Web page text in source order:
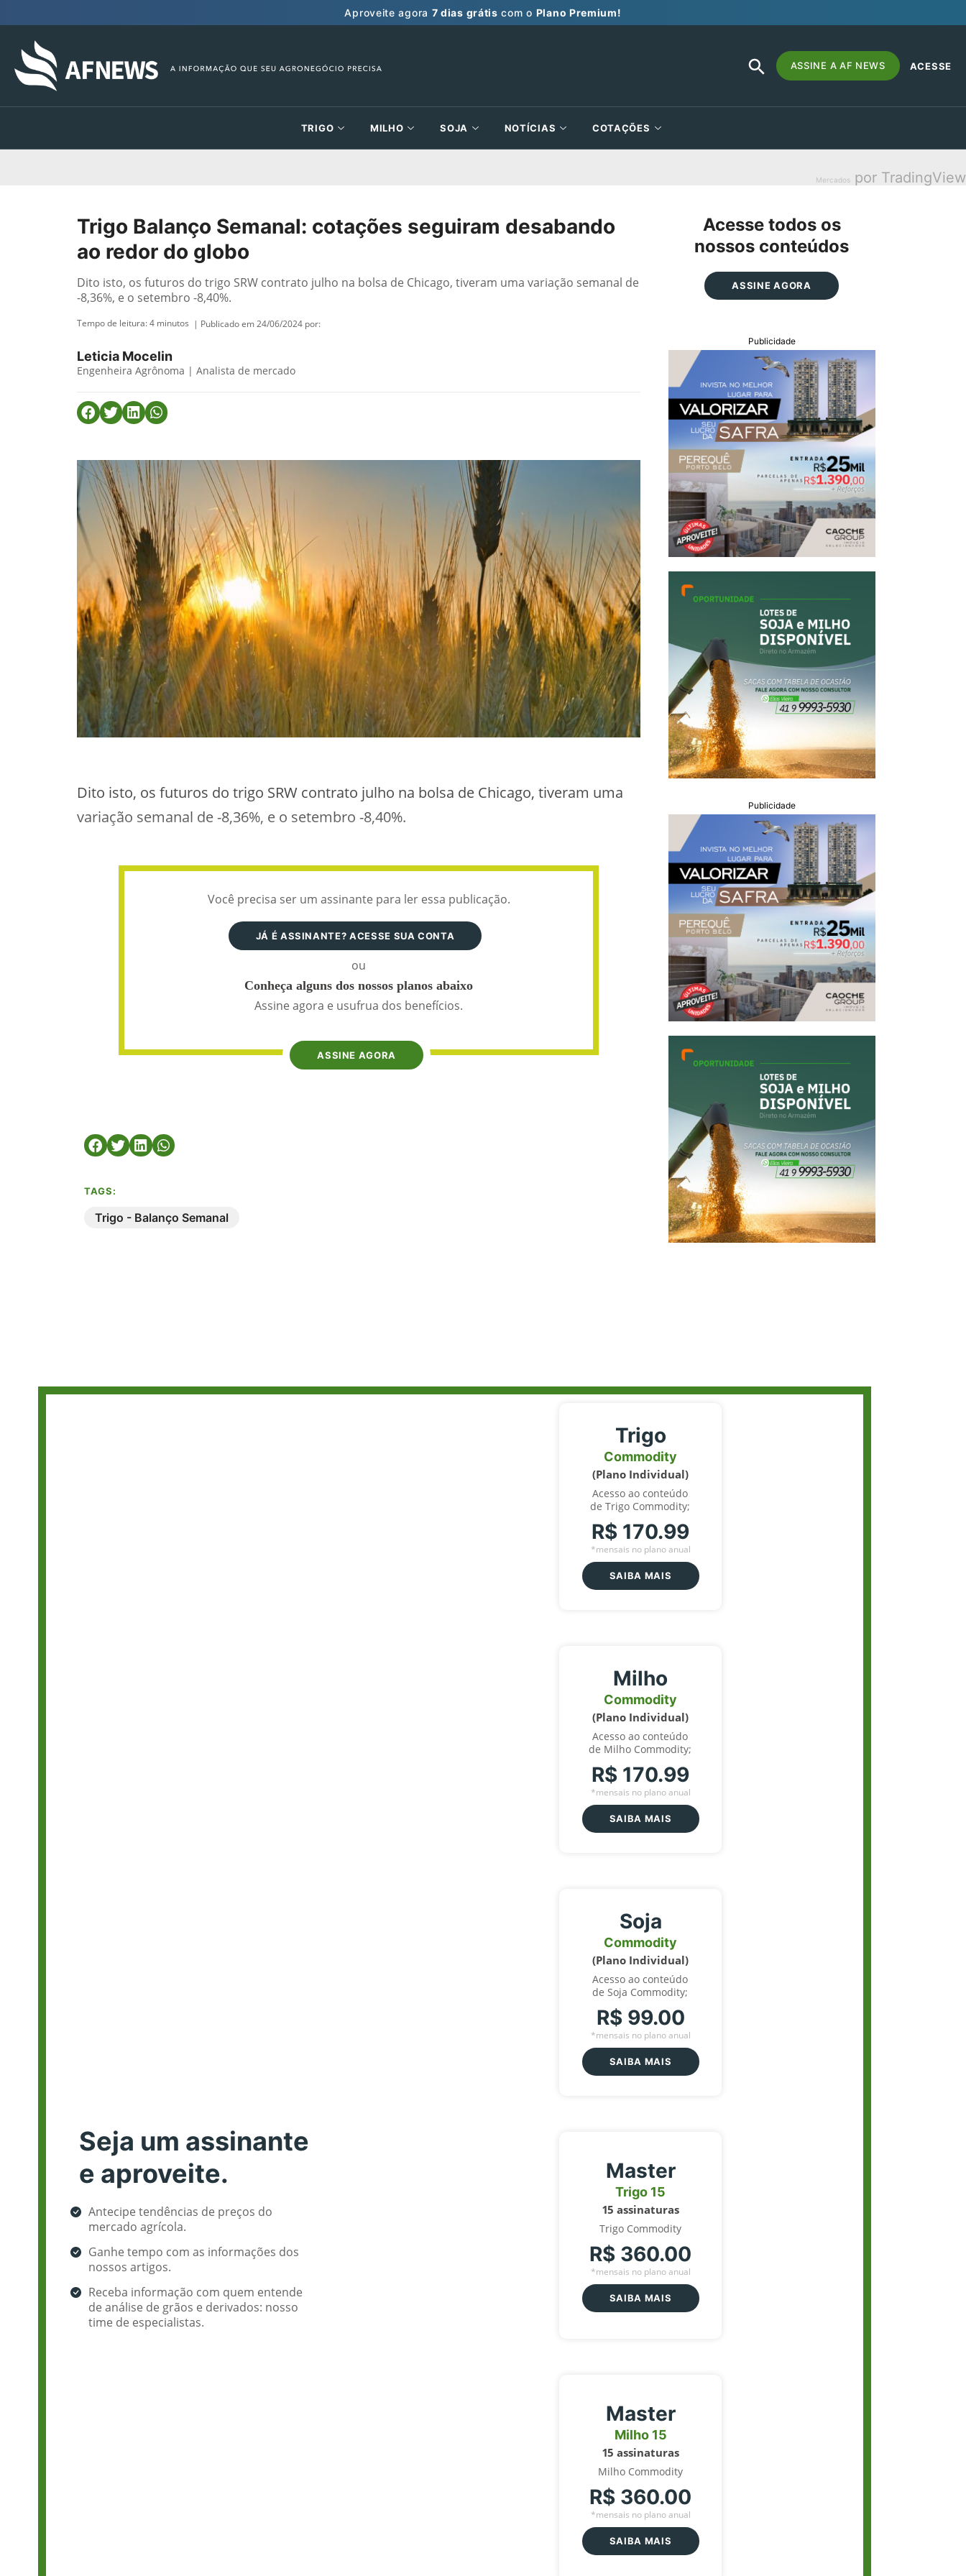
Aproveite agora 7 dias grátis com o Plano Premium!
Search
for:
SEARCH
BUTTON
ASSINE A AF NEWS ACESSE
TRIGO MILHO SOJA NOTÍCIAS COTAÇÕES
Mercados por TradingView
Trigo Balanço Semanal: cotações seguiram desabando
ao redor do globo
Dito isto, os futuros do trigo SRW contrato julho na bolsa de Chicago, tiveram uma variação semanal de
-8,36%, e o setembro -8,40%.
Tempo de leitura:4 minutos | Publicado em 24/06/2024 por:
Leticia Mocelin
Engenheira Agrônoma | Analista de mercado
Dito isto, os futuros do trigo SRW contrato julho na bolsa de Chicago, tiveram uma
variação semanal de -8,36%, e o setembro -8,40%.
Você precisa ser um assinante para ler essa publicação.
JÁ É ASSINANTE? ACESSE SUA CONTA
ou
Conheça alguns dos nossos planos abaixo
Assine agora e usufrua dos benefícios.
ASSINE AGORA
TAGS:
Trigo - Balanço Semanal
Acesse todos os
nossos conteúdos
ASSINE AGORA
Publicidade
Publicidade
Seja um assinante
e aproveite.
Antecipe tendências de preços do
mercado agrícola.
Ganhe tempo com as informações dos
nossos artigos.
Receba informação com quem entende
de análise de grãos e derivados: nosso
time de especialistas.
Trigo
Commodity
(Plano Individual)
Acesso ao conteúdo
de Trigo Commodity;
R$ 170.99
*mensais no plano anual
SAIBA MAIS
Milho
Commodity
(Plano Individual)
Acesso ao conteúdo
de Milho Commodity;
R$ 170.99
*mensais no plano anual
SAIBA MAIS
Soja
Commodity
(Plano Individual)
Acesso ao conteúdo
de Soja Commodity;
R$ 99.00
*mensais no plano anual
SAIBA MAIS
Master
Trigo 15
15 assinaturas
Trigo Commodity
R$ 360.00
*mensais no plano anual
SAIBA MAIS
Master
Milho 15
15 assinaturas
Milho Commodity
R$ 360.00
*mensais no plano anual
SAIBA MAIS